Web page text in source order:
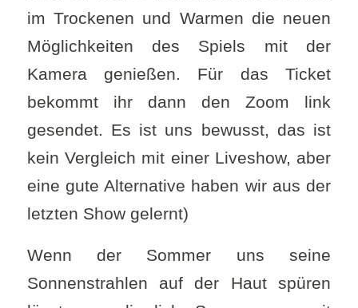
im Trockenen und Warmen die neuen
Möglichkeiten des Spiels mit der
Kamera genießen. Für das Ticket
bekommt ihr dann den Zoom link
gesendet. Es ist uns bewusst, das ist
kein Vergleich mit einer Liveshow, aber
eine gute Alternative haben wir aus der
letzten Show gelernt)
Wenn der Sommer uns seine
Sonnenstrahlen auf der Haut spüren